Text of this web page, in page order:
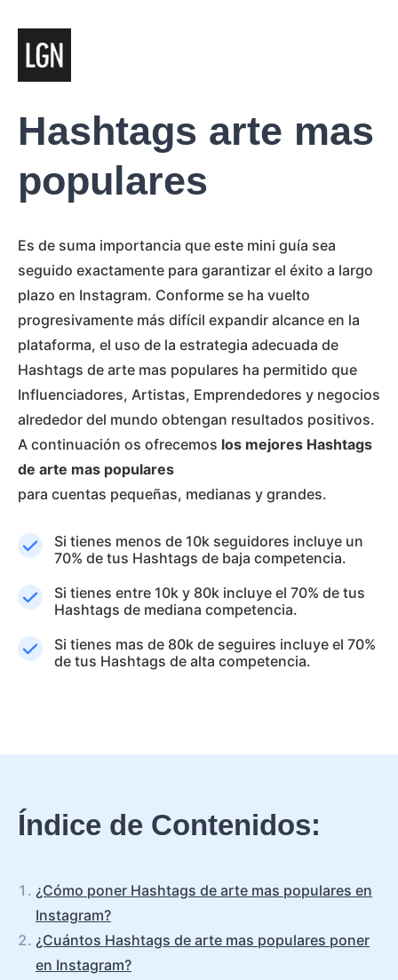
Hashtags arte mas
populares
Es de suma importancia que este mini guía sea
seguido exactamente para garantizar el éxito a largo
plazo en Instagram. Conforme se ha vuelto
progresivamente más difícil expandir alcance en la
plataforma, el uso de la estrategia adecuada de
Hashtags de arte mas populares ha permitido que
Influenciadores, Artistas, Emprendedores y negocios
alrededor del mundo obtengan resultados positivos.
A continuación os ofrecemos los mejores Hashtags
de arte mas populares
para cuentas pequeñas, medianas y grandes.
Si tienes menos de 10k seguidores incluye un
70% de tus Hashtags de baja competencia.
Si tienes entre 10k y 80k incluye el 70% de tus
Hashtags de mediana competencia.
Si tienes mas de 80k de seguires incluye el 70%
de tus Hashtags de alta competencia.
Índice de Contenidos:
¿Cómo poner Hashtags de arte mas populares en
Instagram?
¿Cuántos Hashtags de arte mas populares poner
en Instagram?